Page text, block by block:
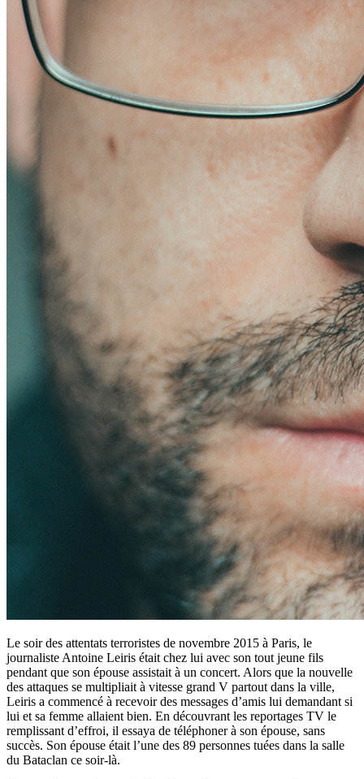
Le soir des attentats terroristes de novembre 2015 à Paris, le
journaliste Antoine Leiris était chez lui avec son tout jeune fils
pendant que son épouse assistait à un concert. Alors que la nouvelle
des attaques se multipliait à vitesse grand V partout dans la ville,
Leiris a commencé à recevoir des messages d’amis lui demandant si
lui et sa femme allaient bien. En découvrant les reportages TV le
remplissant d’effroi, il essaya de téléphoner à son épouse, sans
succès. Son épouse était l’une des 89 personnes tuées dans la salle
du Bataclan ce soir-là.